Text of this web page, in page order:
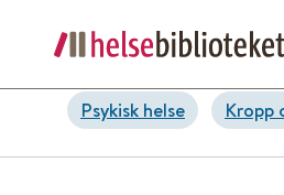
Psykisk helse Kropp